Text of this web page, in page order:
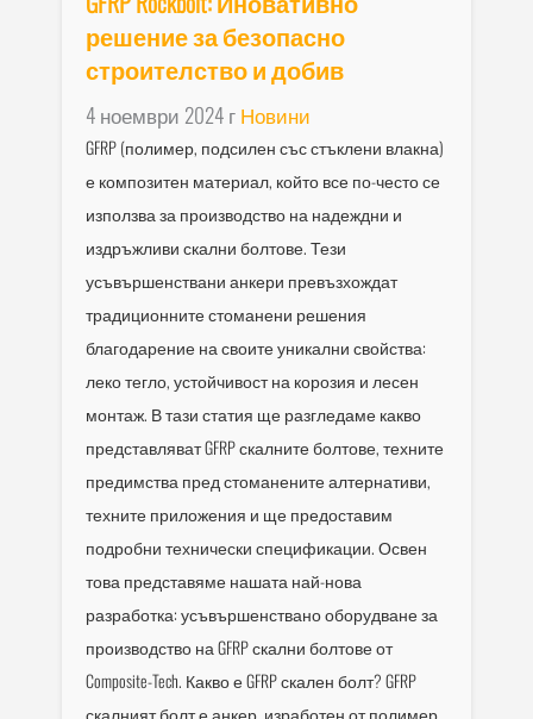
решение за безопасно
строителство и добив
4 ноември 2024 гНовини
GFRP (полимер, подсилен със стъклени влакна)
е композитен материал, който все по-често се
използва за производство на надеждни и
издръжливи скални болтове. Тези
усъвършенствани анкери превъзхождат
традиционните стоманени решения
благодарение на своите уникални свойства:
леко тегло, устойчивост на корозия и лесен
монтаж. В тази статия ще разгледаме какво
представляват GFRP скалните болтове, техните
предимства пред стоманените алтернативи,
техните приложения и ще предоставим
подробни технически спецификации. Освен
това представяме нашата най-нова
разработка: усъвършенствано оборудване за
производство на GFRP скални болтове от
Composite-Tech. Какво е GFRP скален болт? GFRP
скалният болт е анкер, изработен от полимер,